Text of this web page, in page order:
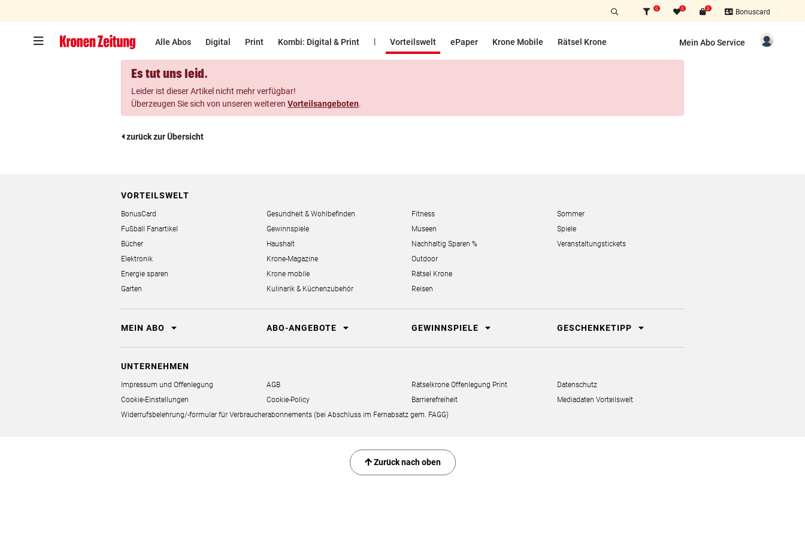
0 0 0 Bonuscard
Alle Abos Digital Print Kombi: Digital & Print | Vorteilswelt ePaper Krone Mobile Rätsel Krone Mein Abo Service
Es tut uns leid.
Leider ist dieser Artikel nicht mehr verfügbar!
Überzeugen Sie sich von unseren weiteren Vorteilsangeboten.
zurück zur Übersicht
VORTEILSWELT
BonusCard
Fußball Fanartikel
Bücher
Elektronik
Energie sparen
Garten
Gesundheit & Wohlbefinden
Gewinnspiele
Haushalt
Krone-Magazine
Krone mobile
Kulinarik & Küchenzubehör
Fitness
Museen
Nachhaltig Sparen %
Outdoor
Rätsel Krone
Reisen
Sommer
Spiele
Veranstaltungstickets
MEIN ABO ABO-ANGEBOTE GEWINNSPIELE GESCHENKETIPP
UNTERNEHMEN
Impressum und Offenlegung AGB Rätselkrone Offenlegung Print
Datenschutz
Cookie-Einstellungen
Cookie-Policy Barrierefreiheit
Mediadaten Vorteilswelt
Widerrufsbelehrung/-formular für Verbraucherabonnements (bei Abschluss im Fernabsatz gem. FAGG)
Zurück nach oben